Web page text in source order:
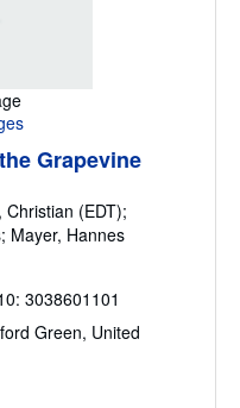
Grapevine
(EDT);
Mayer, Hannes
3038601101
Green, United